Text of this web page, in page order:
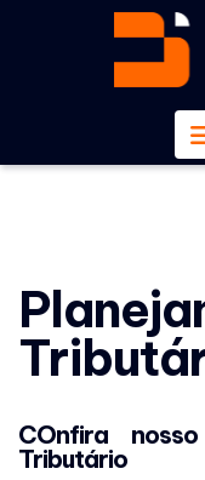
COnfira
Tributário